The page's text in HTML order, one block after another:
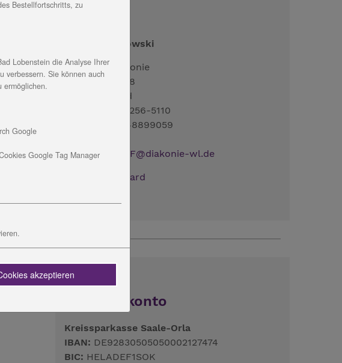
Donata Kalinowski
Haus der Diakonie
Brudergasse 18
07318 Saalfeld
Tel.: 03671 - 5256-5110
Fax: 03672 - 48899059
Mail:GKBS.SLF@diakonie-wl.de
vCard
Spendenkonto
Kreissparkasse Saale-Orla
IBAN: DE92830505050002127474
BIC: HELADEF1SOK
Bestellfortschritts, zu
Lobenstein die Analyse Ihrer
verbessern. Sie können auch
ermöglichen.
Google
Google Tag Manager
akzeptieren